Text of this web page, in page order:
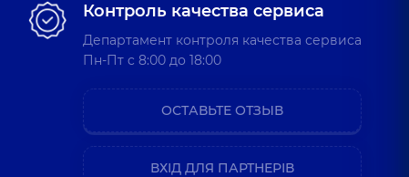
Контроль качества сервиса
Департамент контроля качества сервиса
Пн-Пт c 8:00 до 18:00
ОСТАВЬТЕ ОТЗЫВ
ВХІД ДЛЯ ПАРТНЕРІВ